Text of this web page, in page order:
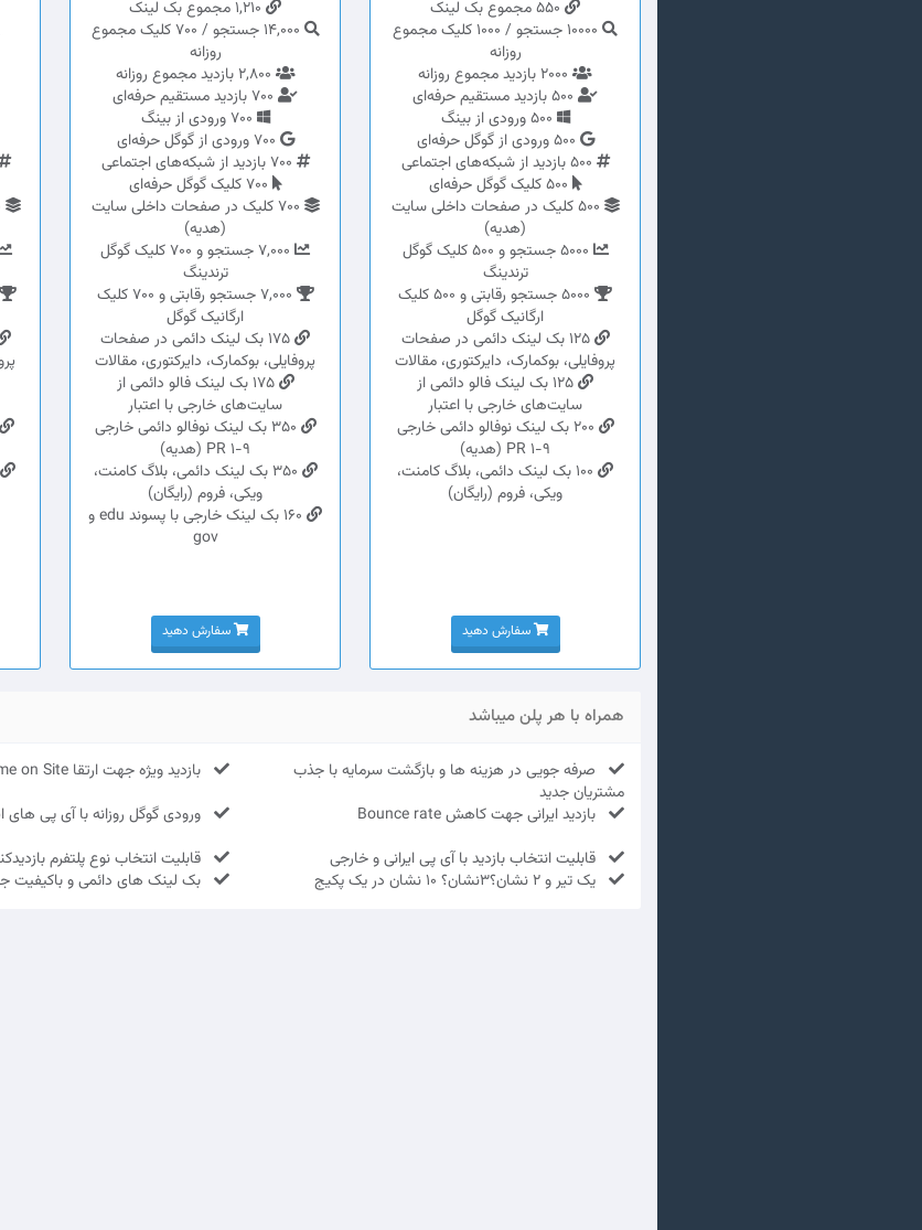
10000 جستجو / 1000 کلیک مجموع
روزانه
500 کلیک در صفحات داخلی سایت
(هدیه)
5000 جستجو و 500 کلیک گوگل
ترندینگ
5000 جستجو رقابتی و 500 کلیک
ارگانیک گوگل
125 بک لینک دائمی در صفحات
پروفایلی، بوکمارک، دایرکتوری، مقالات
125 بک لینک فالو دائمی از
سایت‌های خارجی با اعتبار
200 بک لینک نوفالو دائمی خارجی
PR 1-9 (هدیه)
100 بک لینک دائمی، بلاگ کامنت،
ویکی، فروم (رایگان)
سفارش دهید
14,000 جستجو / 700 کلیک مجموع
روزانه
700 کلیک در صفحات داخلی سایت
(هدیه)
7,000 جستجو و 700 کلیک گوگل
ترندینگ
7,000 جستجو رقابتی و 700 کلیک
ارگانیک گوگل
175 بک لینک دائمی در صفحات
پروفایلی، بوکمارک، دایرکتوری، مقالات
175 بک لینک فالو دائمی از
سایت‌های خارجی با اعتبار
350 بک لینک نوفالو دائمی خارجی
PR 1-9 (هدیه)
350 بک لینک دائمی، بلاگ کامنت،
ویکی، فروم (رایگان)
160 بک لینک خارجی با پسوند edu و
gov
سفارش دهید
همراه با هر پلن میباشد
صرفه جویی در هزینه ها و بازگشت سرمایه با جذب
مشتریان جدید
بازدید ویژه جهت ارتقا Daily Time on Site
بازدید ایرانی جهت کاهش Bounce rate
ورودی گوگل روزانه با آی پی های
قابلیت انتخاب بازدید با آی پی ایرانی و خارجی
قابلیت انتخاب نوع پلتفرم
یک تیر و 2 نشان؟3نشان؟ 10 نشان در یک پکیج
بک لینک های دائمی و باکیفیت